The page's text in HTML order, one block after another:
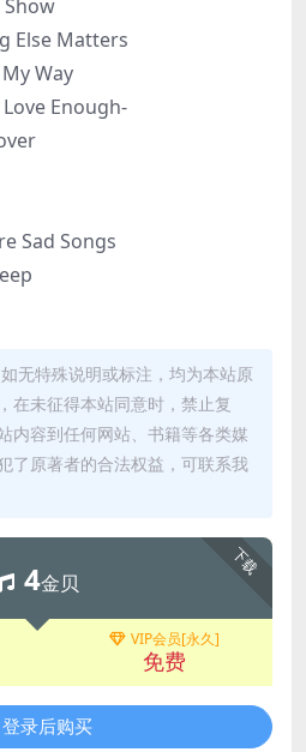
Show
Else Matters
Way
Enough-
Sad Songs
无特殊说明或标注，均为本站原
在未征得本站同意时，禁止复
内容到任何网站、书籍等各类媒
了原著者的合法权益，可联系我
下载
4金贝
VIP会员[永久]
免费
登录后购买